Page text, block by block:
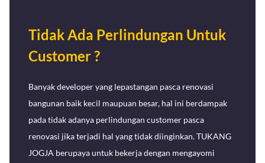
Tidak Ada Perlindungan Untuk
Customer ?
Banyak developer yang lepastangan pasca renovasi
bangunan baik kecil maupuan besar, hal ini berdampak
pada tidak adanya perlindungan customer pasca
renovasi jika terjadi hal yang tidak diinginkan. TUKANG
JOGJA berupaya untuk bekerja dengan mengayomi